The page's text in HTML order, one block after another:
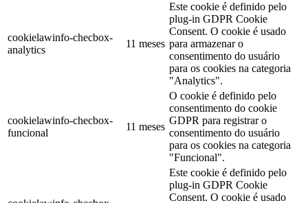
cookielawinfo-checbox-
analytics
11 meses
Este cookie é definido pelo
plug-in GDPR Cookie
Consent. O cookie é usado
para armazenar o
consentimento do usuário
para os cookies na categoria
"Analytics".
cookielawinfo-checbox-
funcional
11 meses
O cookie é definido pelo
consentimento do cookie
GDPR para registrar o
consentimento do usuário
para os cookies na categoria
"Funcional".
Este cookie é definido pelo
plug-in GDPR Cookie
Consent. O cookie é usado